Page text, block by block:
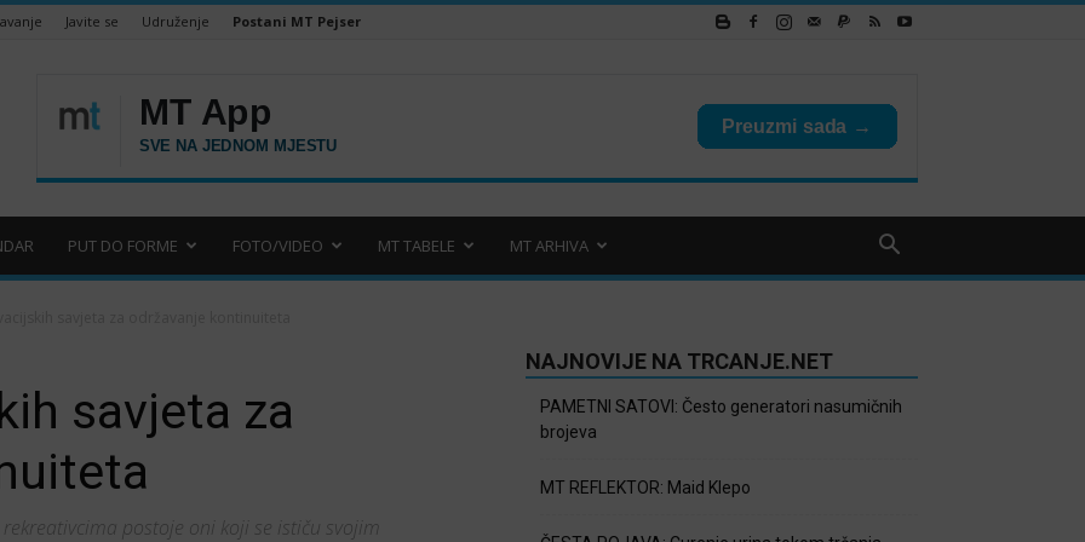
Javite se Udruženje Postani MT Pejser
PUT DO FORME FOTO/VIDEO MT TABELE MT ARHIVA
savjeta za
postoje oni koji se ističu svojim
NAJNOVIJE NA TRCANJE.NET
PAMETNI SATOVI: Često generatori nasumičnih
brojeva
MT REFLEKTOR: Maid Klepo